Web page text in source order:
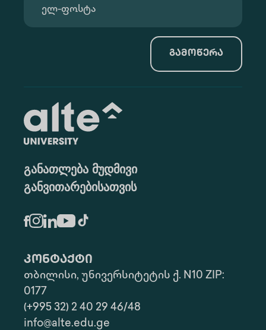
გამოწერა
განათლება მუდმივი
განვითარებისათვის
კონტაქტი
თბილისი, უნივერსიტეტის ქ. N10 ZIP:
0177
(+995 32) 2 40 29 46/48
info@alte.edu.ge